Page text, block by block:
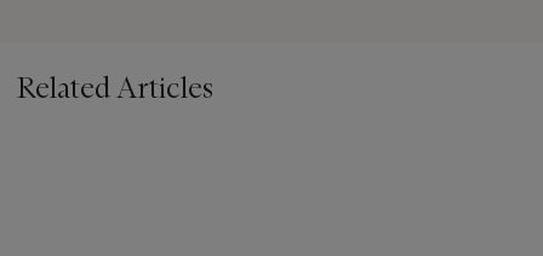
Related Articles